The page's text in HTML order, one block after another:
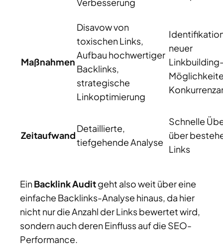
Maßnahmen
Disavow von
toxischen Links,
Aufbau hochwertiger
Backlinks,
strategische
Linkoptimierung
neuer
Zeitaufwand
Detaillierte,
tiefgehende Analyse
Schnelle
über
Links
EinBacklink Auditgeht also weit über eine
einfache Backlinks-Analyse hinaus, da hier
nicht nur die Anzahl der Links bewertet wird,
sondern auch deren Einfluss auf die SEO-
Performance.